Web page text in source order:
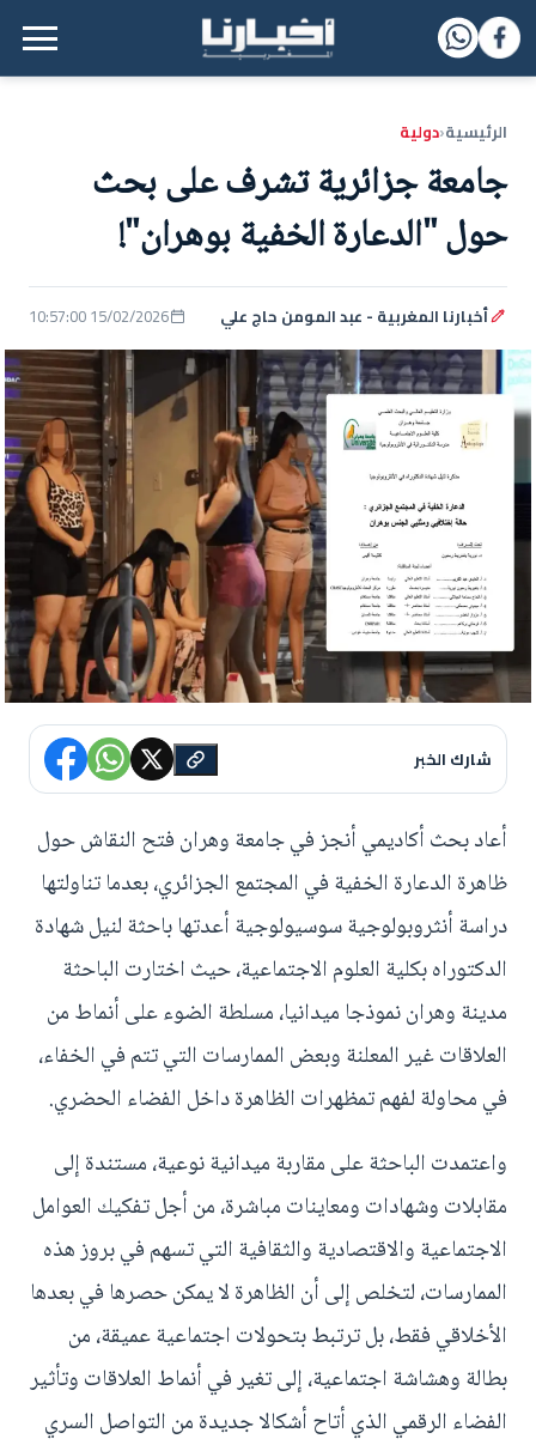
القائمة الرئيسية
الرئيسية‹دولية
جامعة جزائرية تشرف على بحث
حول "الدعارة الخفية بوهران"!
أخبارنا المغربية - عبد المومن حاج علي 15/02/2026 10:57:00
شارك الخبر
أعاد بحث أكاديمي أنجز في جامعة وهران فتح النقاش حول
ظاهرة الدعارة الخفية في المجتمع الجزائري، بعدما تناولتها
دراسة أنثروبولوجية سوسيولوجية أعدتها باحثة لنيل شهادة
الدكتوراه بكلية العلوم الاجتماعية، حيث اختارت الباحثة
مدينة وهران نموذجا ميدانيا، مسلطة الضوء على أنماط من
العلاقات غير المعلنة وبعض الممارسات التي تتم في الخفاء،
في محاولة لفهم تمظهرات الظاهرة داخل الفضاء الحضري.
واعتمدت الباحثة على مقاربة ميدانية نوعية، مستندة إلى
مقابلات وشهادات ومعاينات مباشرة، من أجل تفكيك العوامل
الاجتماعية والاقتصادية والثقافية التي تسهم في بروز هذه
الممارسات، لتخلص إلى أن الظاهرة لا يمكن حصرها في بعدها
الأخلاقي فقط، بل ترتبط بتحولات اجتماعية عميقة، من
بطالة وهشاشة اجتماعية، إلى تغير في أنماط العلاقات وتأثير
الفضاء الرقمي الذي أتاح أشكالا جديدة من التواصل السري